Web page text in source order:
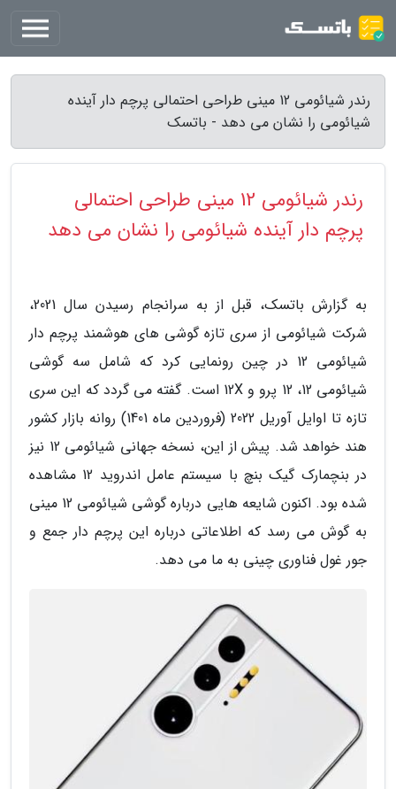
رندر شیائومی 12 مینی طراحی احتمالی پرچم دار آینده
شیائومی را نشان می دهد - باتسک
رندر شیائومی 12 مینی طراحی احتمالی
پرچم دار آینده شیائومی را نشان می دهد
به گزارش باتسک، قبل از به سرانجام رسیدن سال 2021،
شرکت شیائومی از سری تازه گوشی های هوشمند پرچم دار
شیائومی 12 در چین رونمایی کرد که شامل سه گوشی
شیائومی 12، 12 پرو و 12X است. گفته می گردد که این سری
تازه تا اوایل آوریل 2022 (فروردین ماه 1401) روانه بازار کشور
هند خواهد شد. پیش از این، نسخه جهانی شیائومی 12 نیز
در بنچمارک گیک بنچ با سیستم عامل اندروید 12 مشاهده
شده بود. اکنون شایعه هایی درباره گوشی شیائومی 12 مینی
به گوش می رسد که اطلاعاتی درباره این پرچم دار جمع و
جور غول فناوری چینی به ما می دهد.